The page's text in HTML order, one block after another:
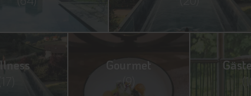
Gourmet
(9)